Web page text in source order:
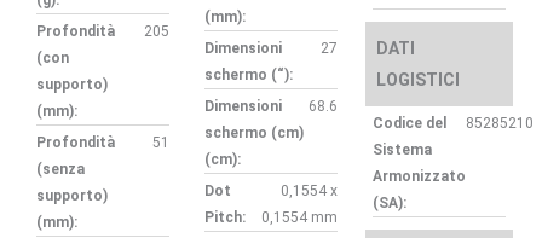
Profondità
(con
supporto)
(mm):
205
Profondità
(senza
supporto)
(mm):
51
(mm):
Dimensioni
schermo (“):
27
Dimensioni
schermo (cm)
(cm):
68.6
Dot
Pitch:
0,1554 x
0,1554 mm
DATI
LOGISTICI
Codice del
Sistema
Armonizzato
(SA):
85285210